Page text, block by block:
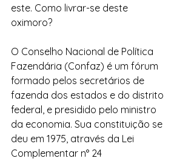
este. Como livrar-se deste
oximoro?
O Conselho Nacional de Política
Fazendária (Confaz) é um fórum
formado pelos secretários de
fazenda dos estados e do distrito
federal, e presidido pelo ministro
da economia. Sua constituição se
deu em 1975, através da Lei
Complementar n° 24